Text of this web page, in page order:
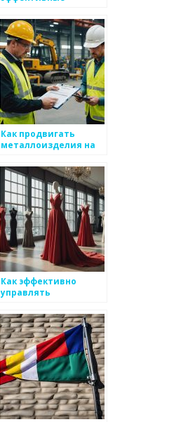
клиентские решения
по металоизделиям
Как продвигать
металлоизделия на
Как эффективно
управлять
клиентов в бизнесе
по металоизделиям